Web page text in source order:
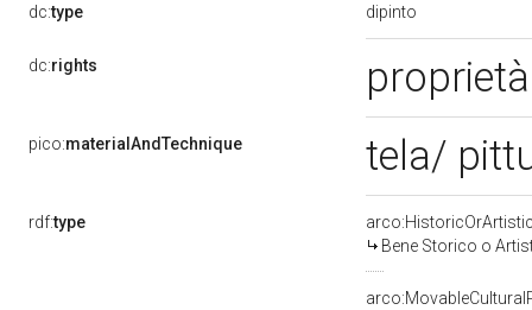
dc:type dipinto
dc:rights
pico:materialAndTechnique tela/
rdf:type
Bene Storico o